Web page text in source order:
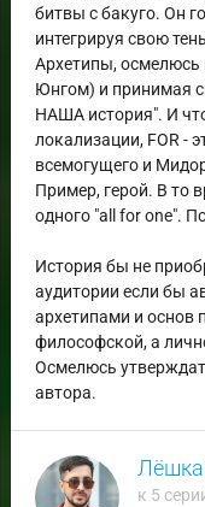
битвы с бакуго. Он
интегрируя свою
Архетипы,
Юнгом) и принимая
НАША история". И
локализации, FOR -
всемогущего и
Пример, герой. В то
одного "all for one".
История бы не
аудитории если бы
архетипами и основ
философской, а
Осмелюсь
автора.
Лёшка
к 5